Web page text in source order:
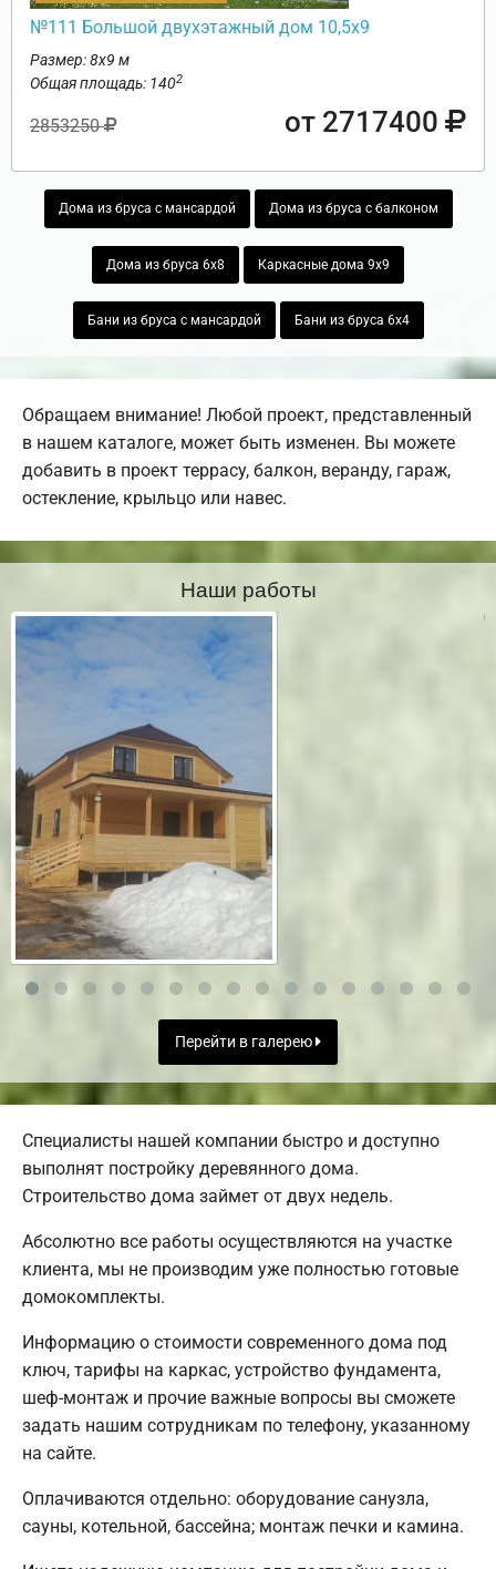
№111 Большой двухэтажный дом 10,5х9
Размер: 8х9 м
Общая площадь: 1402
2853250 от 2717400
Дома из бруса с мансардой Дома из бруса с балконом
Дома из бруса 6х8 Каркасные дома 9х9
Бани из бруса с мансардой Бани из бруса 6х4
Обращаем внимание! Любой проект, представленный
в нашем каталоге, может быть изменен. Вы можете
добавить в проект террасу, балкон, веранду, гараж,
остекление, крыльцо или навес.
Наши работы
Перейти в галерею
Специалисты нашей компании быстро и доступно
выполнят постройку деревянного дома.
Строительство дома займет от двух недель.
Абсолютно все работы осуществляются на участке
клиента, мы не производим уже полностью готовые
домокомплекты.
Информацию о стоимости современного дома под
ключ, тарифы на каркас, устройство фундамента,
шеф-монтаж и прочие важные вопросы вы сможете
задать нашим сотрудникам по телефону, указанному
на сайте.
Оплачиваются отдельно: оборудование санузла,
сауны, котельной, бассейна; монтаж печки и камина.